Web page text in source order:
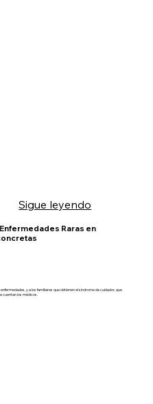
Sigue leyendo
Raras en
y a los familiares que obtienen el síndrome de cuidador, que
cuentan los médicos.